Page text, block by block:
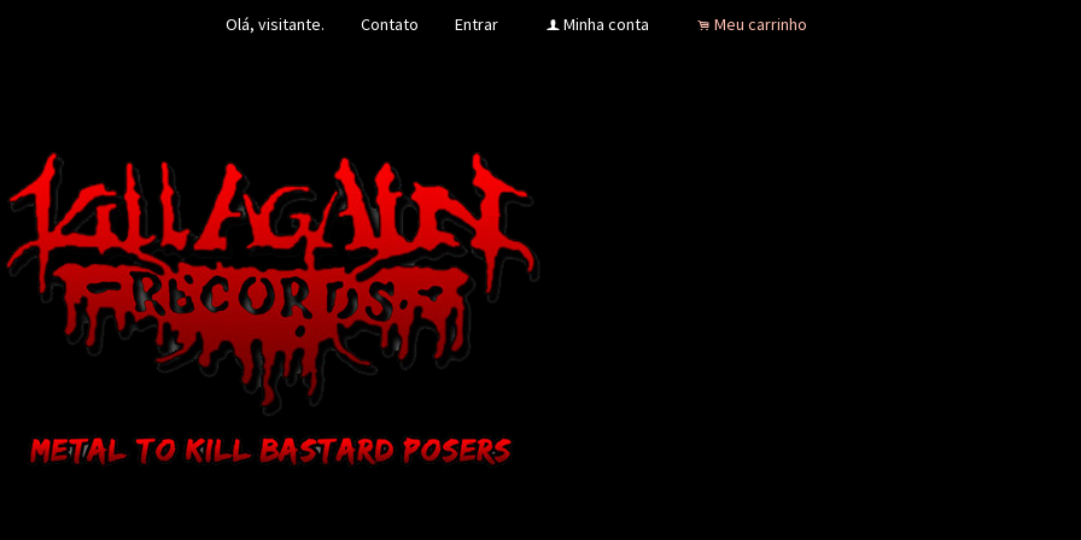
Olá, visitante. Contato Entrar f Minha conta . Meu carrinho